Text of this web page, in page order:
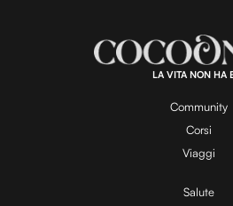
LA VITA NON HA
Community
Corsi
Viaggi
Salute